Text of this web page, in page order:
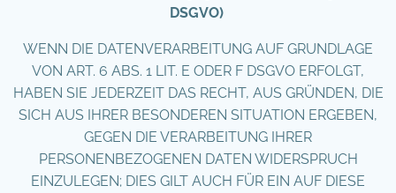
DSGVO)
WENN DIE DATENVERARBEITUNG AUF GRUNDLAGE
VON ART. 6 ABS. 1 LIT. E ODER F DSGVO ERFOLGT,
HABEN SIE JEDERZEIT DAS RECHT, AUS GRÜNDEN, DIE
SICH AUS IHRER BESONDEREN SITUATION ERGEBEN,
GEGEN DIE VERARBEITUNG IHRER
PERSONENBEZOGENEN DATEN WIDERSPRUCH
EINZULEGEN; DIES GILT AUCH FÜR EIN AUF DIESE